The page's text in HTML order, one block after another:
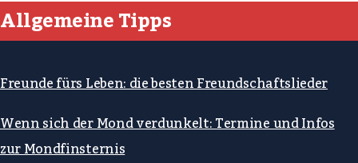
Allgemeine Tipps
Freunde fürs Leben: die besten Freundschaftslieder
Wenn sich der Mond verdunkelt: Termine und Infos
zur Mondfinsternis